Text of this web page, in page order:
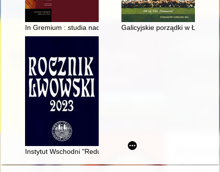
In Gremium : studia nad historią, kulturą i polityką. T. 17 (2023)
Galicyjskie porządki w Łosińcu
Instytut Wschodni "Reduta" : zarys dorobku wydawniczego